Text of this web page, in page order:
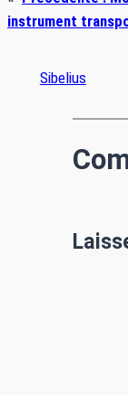
instrument
Sibelius